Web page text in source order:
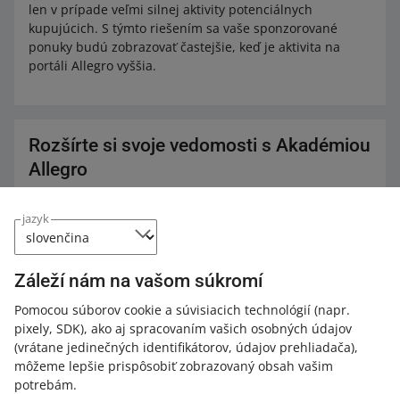
jazyk
Záleží nám na vašom súkromí
Pomocou súborov cookie a súvisiacich technológií (napr.
pixely, SDK), ako aj spracovaním vašich osobných údajov
(vrátane jedinečných identifikátorov, údajov prehliadača),
môžeme lepšie prispôsobiť zobrazovaný obsah vašim
potrebám.
len v prípade veľmi silnej aktivity potenciálnych
kupujúcich. S týmto riešením sa vaše sponzorované
ponuky budú zobrazovať častejšie, keď je aktivita na
portáli Allegro vyššia.
Rozšírte si svoje vedomosti s Akadémiou
Allegro
Všetko (4)
Webináre (1)
RÝCHLY TIP 3 MIN
Maximalizujte dosah vašich ponúk
pomocou Allegro Ads